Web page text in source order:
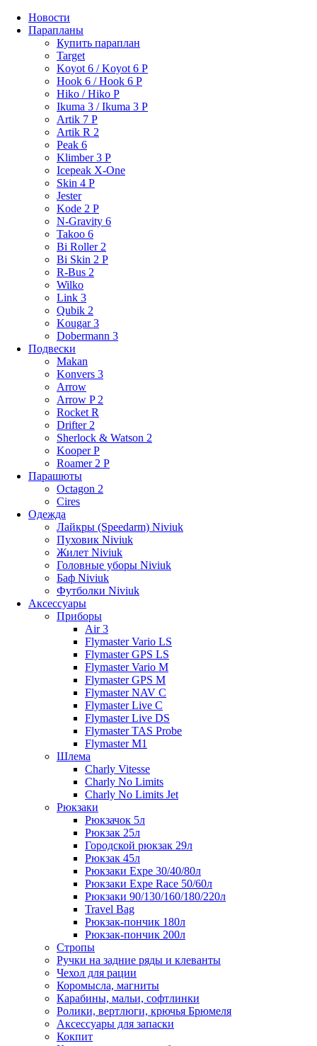
Новости
Парапланы
Купить параплан
Target
Koyot 6 / Koyot 6 P
Hook 6 / Hook 6 P
Hiko / Hiko P
Ikuma 3 / Ikuma 3 P
Artik 7 P
Artik R 2
Peak 6
Klimber 3 P
Icepeak X-One
Skin 4 P
Jester
Kode 2 P
N-Gravity 6
Takoo 6
Bi Roller 2
Bi Skin 2 P
R-Bus 2
Wilko
Link 3
Qubik 2
Kougar 3
Dobermann 3
Подвески
Makan
Konvers 3
Arrow
Arrow P 2
Rocket R
Drifter 2
Sherlock & Watson 2
Kooper P
Roamer 2 P
Парашюты
Octagon 2
Cires
Одежда
Лайкры (Speedarm) Niviuk
Пуховик Niviuk
Жилет Niviuk
Головные уборы Niviuk
Баф Niviuk
Футболки Niviuk
Аксессуары
Приборы
Air 3
Flymaster Vario LS
Flymaster GPS LS
Flymaster Vario M
Flymaster GPS M
Flymaster NAV C
Flymaster Live C
Flymaster Live DS
Flymaster TAS Probe
Flymaster M1
Шлема
Charly Vitesse
Charly No Limits
Charly No Limits Jet
Рюкзаки
Рюкзачок 5л
Рюкзак 25л
Городской рюкзак 29л
Рюкзак 45л
Рюкзаки Expe 30/40/80л
Рюкзаки Expe Race 50/60л
Рюкзаки 90/130/160/180/220л
Travel Bag
Рюкзак-пончик 180л
Рюкзак-пончик 200л
Стропы
Ручки на задние ряды и клеванты
Чехол для рации
Коромысла, магниты
Карабины, мальи, софтлинки
Ролики, вертлюги, крючья Брюмеля
Аксессуары для запаски
Кокпит